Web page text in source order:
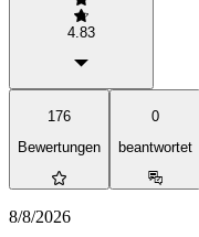
4.83
176
Bewertungen
0
beantwortet
8/8/2026